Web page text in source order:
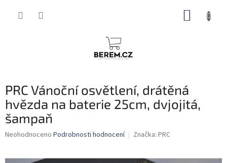
PRC Vánoční osvětlení, drátěná
hvězda na baterie 25cm, dvjojitá,
šampaň
Průměrné
Neohodnoceno Podrobnosti hodnocení Značka: PRC